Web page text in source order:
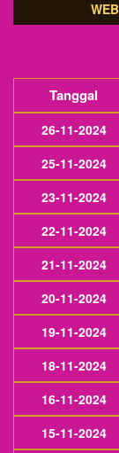
WEB
Tanggal
26-11-2024
25-11-2024
23-11-2024
22-11-2024
21-11-2024
20-11-2024
19-11-2024
18-11-2024
16-11-2024
15-11-2024